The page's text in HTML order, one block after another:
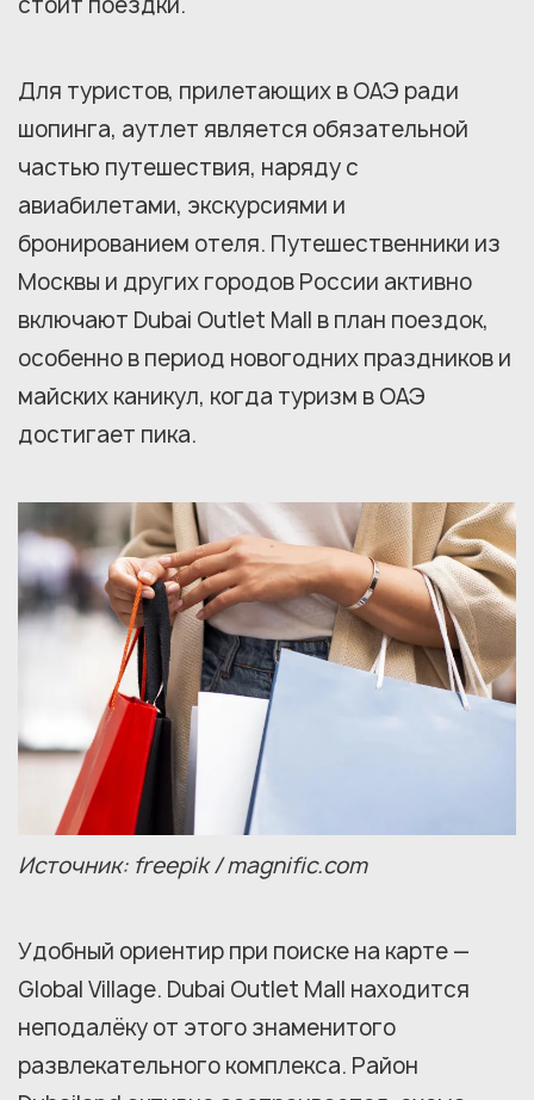
Для туристов, прилетающих в ОАЭ ради
шопинга, аутлет является обязательной
частью путешествия, наряду с
авиабилетами, экскурсиями и
бронированием отеля. Путешественники из
Москвы и других городов России активно
включают Dubai Outlet Mall в план поездок,
особенно в период новогодних праздников и
майских каникул, когда туризм в ОАЭ
достигает пика.
Источник: freepik / magnific.com
Удобный ориентир при поиске на карте —
Global Village. Dubai Outlet Mall находится
неподалёку от этого знаменитого
развлекательного комплекса. Район